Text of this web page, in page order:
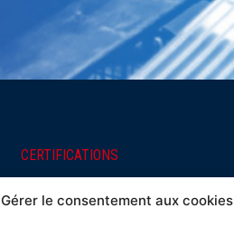
Gérer le consentement aux cookies
CERTIFICATIONS
tous fabriqués en Ile-de-